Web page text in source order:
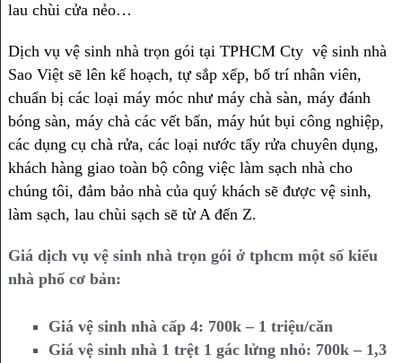
lau chùi cửa nẻo…
Dịch vụ vệ sinh nhà trọn gói tại TPHCM Cty vệ sinh nhà
Sao Việt sẽ lên kế hoạch, tự sắp xếp, bố trí nhân viên,
chuẩn bị các loại máy móc như máy chà sàn, máy đánh
bóng sàn, máy chà các vết bẩn, máy hút bụi công nghiệp,
các dụng cụ chà rửa, các loại nước tẩy rửa chuyên dụng,
khách hàng giao toàn bộ công việc làm sạch nhà cho
chúng tôi, đảm bảo nhà của quý khách sẽ được vệ sinh,
làm sạch, lau chùi sạch sẽ từ A đến Z.
Giá dịch vụ vệ sinh nhà trọn gói ở tphcm một số kiểu
nhà phố cơ bản:
Giá vệ sinh nhà cấp 4: 700k – 1 triệu/căn
Giá vệ sinh nhà 1 trệt 1 gác lửng nhỏ: 700k – 1,3